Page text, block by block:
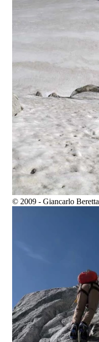
© 2009 - Giancarlo Beretta